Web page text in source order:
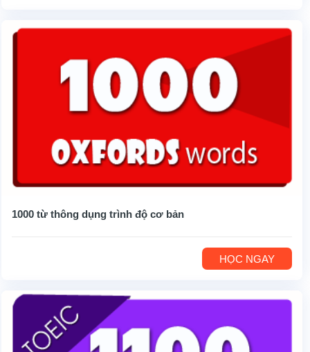
1000 từ thông dụng trình độ cơ bản
HỌC NGAY